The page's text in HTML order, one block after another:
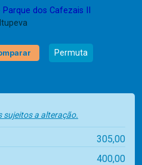
Parque dos Cafezais II
Permuta
sujeitos a alteração.
305,00
400,00